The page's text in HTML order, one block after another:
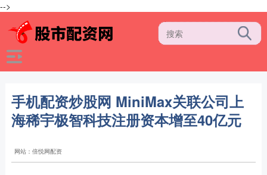
-->
手机配资炒股网 MiniMax关联公司上
海稀宇极智科技注册资本增至40亿元
网站：倍悦网配资